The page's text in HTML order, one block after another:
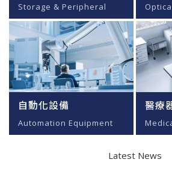
Storage & Peripheral
自動化設備
Automation Equipment
醫療
Latest News